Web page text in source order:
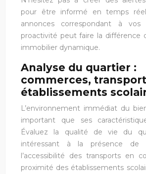
pour être informé en temps
annonces correspondant à vos
proactivité peut faire la différence
immobilier dynamique.
Analyse du quartier :
commerces,
établissements
L’environnement immédiat du
important que ses
Évaluez la qualité de vie du
intéressant à la présence de
l’accessibilité des transports en
proximité des établissements